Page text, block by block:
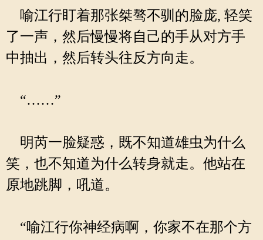
喻江行盯着那张桀骜不驯的脸庞, 轻笑
了一声，然后慢慢将自己的手从对方手
中抽出，然后转头往反方向走。
“……”
明芮一脸疑惑，既不知道雄虫为什么
笑，也不知道为什么转身就走。他站在
原地跳脚，吼道。
“喻江行你神经病啊，你家不在那个方